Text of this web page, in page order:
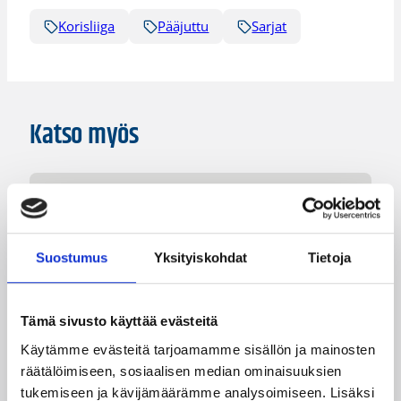
Suostumus Yksityiskohdat Tietoja
Tämä sivusto käyttää evästeitä
Käytämme evästeitä tarjoamamme sisällön ja mainosten
räätälöimiseen, sosiaalisen median ominaisuuksien
tukemiseen ja kävijämäärämme analysoimiseen. Lisäksi
Korisliiga Pääjuttu Sarjat
Katso myös